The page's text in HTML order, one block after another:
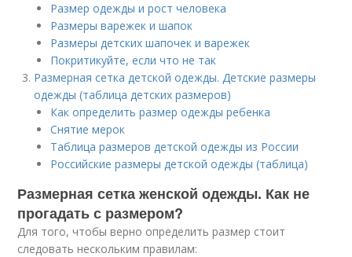
Размер одежды и рост человека
Размеры варежек и шапок
Размеры детских шапочек и варежек
Покритикуйте, если что не так
Размерная сетка детской одежды. Детские размеры
одежды (таблица детских размеров)
Как определить размер одежды ребенка
Снятие мерок
Таблица размеров детской одежды из России
Российские размеры детской одежды (таблица)
Размерная сетка женской одежды. Как не
прогадать с размером?
Для того, чтобы верно определить размер стоит
следовать нескольким правилам: